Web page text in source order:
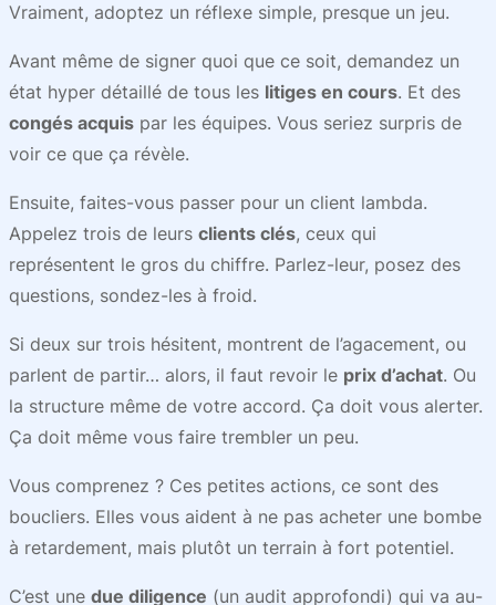
Vraiment, adoptez un réflexe simple, presque un jeu.
Avant même de signer quoi que ce soit, demandez un
état hyper détaillé de tous les litiges en cours. Et des
congés acquis par les équipes. Vous seriez surpris de
voir ce que ça révèle.
Ensuite, faites-vous passer pour un client lambda.
Appelez trois de leurs clients clés, ceux qui
représentent le gros du chiffre. Parlez-leur, posez des
questions, sondez-les à froid.
Si deux sur trois hésitent, montrent de l’agacement, ou
parlent de partir… alors, il faut revoir le prix d’achat. Ou
la structure même de votre accord. Ça doit vous alerter.
Ça doit même vous faire trembler un peu.
Vous comprenez ? Ces petites actions, ce sont des
boucliers. Elles vous aident à ne pas acheter une bombe
à retardement, mais plutôt un terrain à fort potentiel.
C’est une due diligence (un audit approfondi) qui va au-